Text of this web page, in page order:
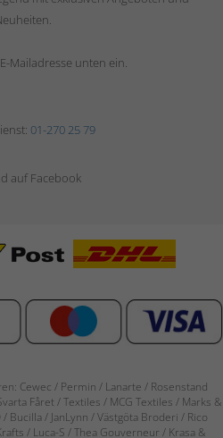
Mailadresse unten ein.
01-270 25 79
auf Facebook
Cewec / Permin / Lanarte / Rosenstand
Fåret / Textiles / MCG Textiles / Marks &
Bucilla / JanLynn / Västgöta Broderi / Rico
/ Luca-S / Thea Gouverneur / Krasa &